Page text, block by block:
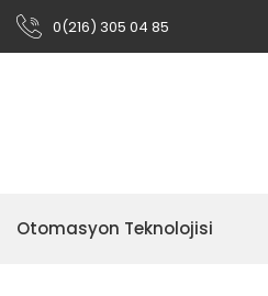
0(216) 305 04 85
Otomasyon Teknolojisi